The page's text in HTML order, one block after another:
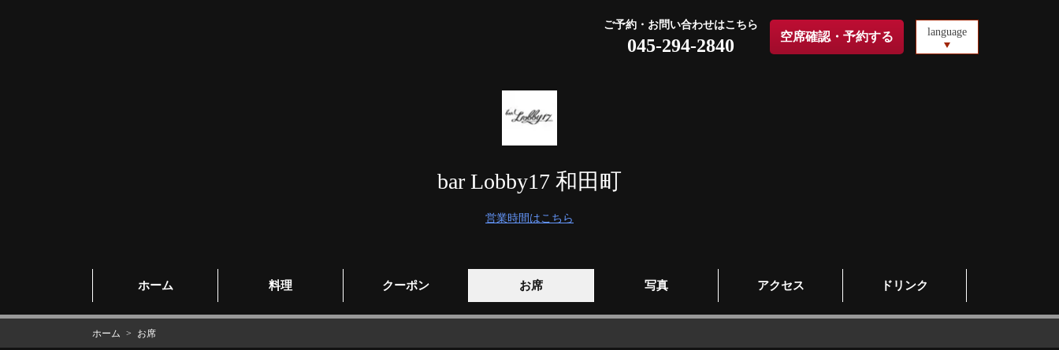
ご予約・お問い合わせはこちら
045-294-2840 空席確認・予約する language
bar Lobby17 和田町
営業時間はこちら
ホーム 料理 クーポン お席 写真 アクセス ドリンク
ホーム お席